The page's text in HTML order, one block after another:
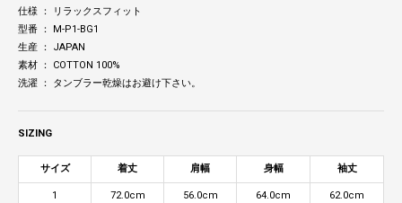
仕様 ： リラックスフィット
型番 ： M-P1-BG1
生産 ： JAPAN
素材 ： COTTON 100%
洗濯 ： タンブラー乾燥はお避け下さい。
SIZING
サイズ 着丈 肩幅 身幅 袖丈
1 72.0cm 56.0cm 64.0cm 62.0cm